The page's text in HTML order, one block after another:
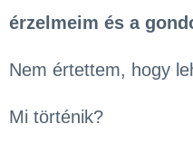
érzelmeim és a
Nem értettem, hogy
Mi történik?